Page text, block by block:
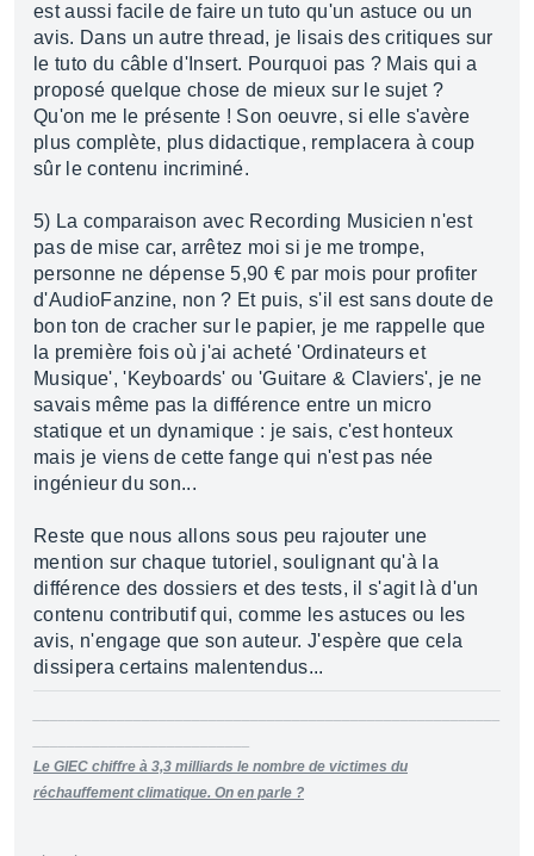
est aussi facile de faire un tuto qu'un astuce ou un
avis. Dans un autre thread, je lisais des critiques sur
le tuto du câble d'Insert. Pourquoi pas ? Mais qui a
proposé quelque chose de mieux sur le sujet ?
Qu'on me le présente ! Son oeuvre, si elle s'avère
plus complète, plus didactique, remplacera à coup
sûr le contenu incriminé.
5) La comparaison avec Recording Musicien n'est
pas de mise car, arrêtez moi si je me trompe,
personne ne dépense 5,90 € par mois pour profiter
d'AudioFanzine, non ? Et puis, s'il est sans doute de
bon ton de cracher sur le papier, je me rappelle que
la première fois où j'ai acheté 'Ordinateurs et
Musique', 'Keyboards' ou 'Guitare & Claviers', je ne
savais même pas la différence entre un micro
statique et un dynamique : je sais, c'est honteux
mais je viens de cette fange qui n'est pas née
ingénieur du son...
Reste que nous allons sous peu rajouter une
mention sur chaque tutoriel, soulignant qu'à la
différence des dossiers et des tests, il s'agit là d'un
contenu contributif qui, comme les astuces ou les
avis, n'engage que son auteur. J'espère que cela
dissipera certains malentendus...
Le GIEC chiffre à 3,3 milliards le nombre de victimes du
réchauffement climatique. On en parle ?